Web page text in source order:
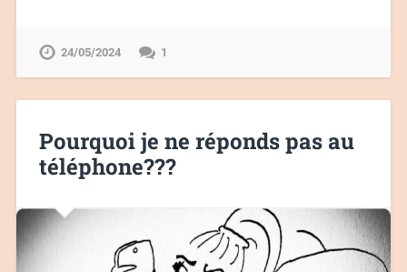
24/05/2024 1
Pourquoi je ne réponds pas au
téléphone???